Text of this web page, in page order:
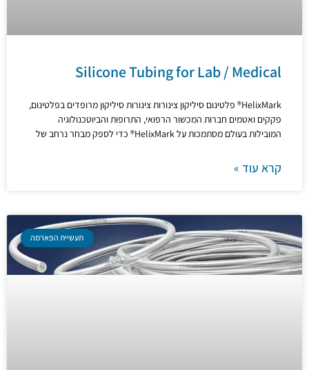
Silicone Tubing for Lab / Medical
HelixMark® פלטינום סיליקון צינורות צינורות סיליקון מרופדים בפלטינום,
פקקים ואטמים חברות המכשור הרפואי, התרופות והביוטכנולוגיה
המובילות בעולם מסתמכות על HelixMark® כדי לספק מבחר נרחב של
קרא עוד »
תעשיית הפארמה